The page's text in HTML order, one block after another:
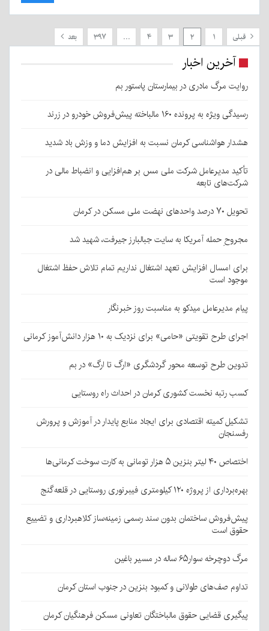
قبلی ۱ ۲ ۳ ۴ … ۳۹۷ بعد
آخرین اخبار
روایت مرگ مادری در بیمارستان پاستور بم
رسیدگی ویژه به پرونده ۱۶۰ مالباخته پیش‌فروش خودرو در زرند
هشدار هواشناسی کرمان نسبت به افزایش دما و وزش باد شدید
تأکید مدیرعامل شرکت ملی مس بر هم‌افزایی و انضباط مالی در
شرکت‌های تابعه
تحویل ۷۰ درصد واحدهای نهضت ملی مسکن در کرمان
مجروحِ حمله آمریکا به سایت جبالبارز جیرفت، شهید شد
برای امسال افزایش تعهد اشتغال نداریم تمام تلاش حفظ اشتغال
موجود است
پیام مدیرعامل میدکو به مناسبت روز خبرنگار
اجرای طرح تقویتی «حامی» برای نزدیک به ۱۰ هزار دانش‌آموز کرمانی
تدوین طرح توسعه محور گردشگری «ارگ تا ارگ» در بم
کسب رتبه نخست کشوری کرمان در احداث راه روستایی
تشکیل کمیته اقتصادی برای ایجاد منابع پایدار در آموزش و پرورش
رفسنجان
اختصاص ۴۰ لیتر بنزین ۵ هزار تومانی به کارت سوخت کرمانی‌ها
بهره‌برداری از پروژه ۱۲۰ کیلومتری فیبرنوری روستایی در قلعه‌گنج
پیش‌فروش ساختمان بدون سند رسمی زمینه‌ساز کلاهبرداری و تضییع
حقوق است
مرگ دوچرخه سوار۶۵ ساله در مسیر باغین
تداوم صف‌های طولانی و کمبود بنزین در جنوب استان کرمان
پیگیری قضایی حقوق مالباختگان تعاونی مسکن فرهنگیان کرمان